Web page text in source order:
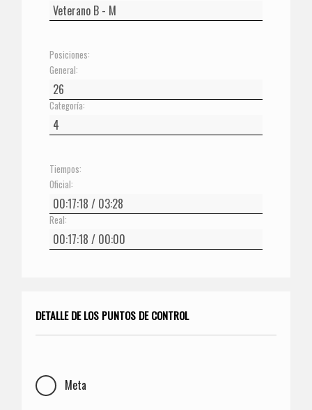
Posiciones:
General:
Categoría:
Tiempos:
Oficial:
Real:
DETALLE DE LOS PUNTOS DE CONTROL
Meta